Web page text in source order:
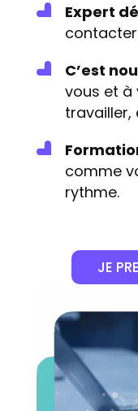
Expert
C’est
vous et à
travailler,
comme
rythme.
JE